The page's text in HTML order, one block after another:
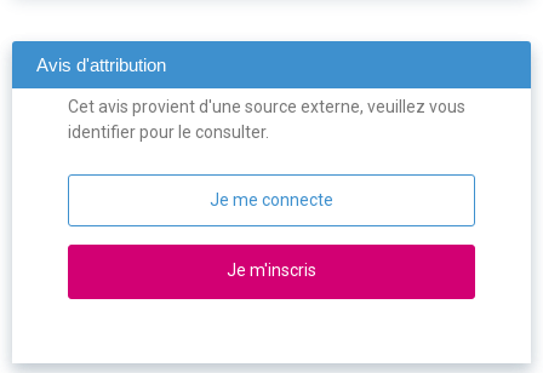
Avis d'attribution
Cet avis provient d'une source externe, veuillez vous
identifier pour le consulter.
Je me connecte
Je m'inscris